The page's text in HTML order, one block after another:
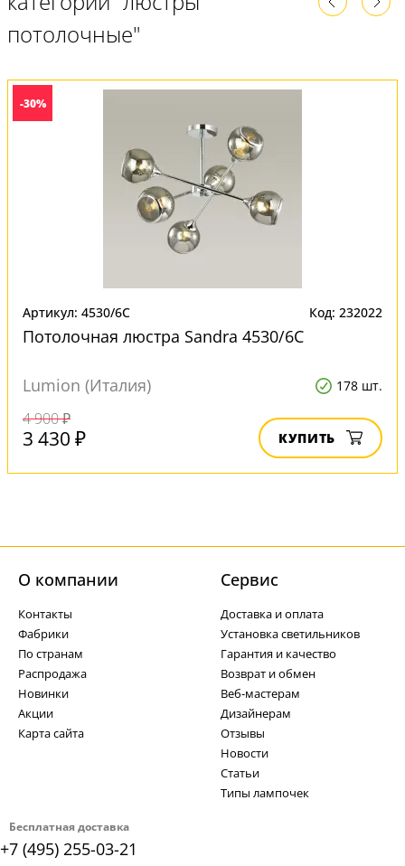
потолочные"
-30%
Артикул: 4530/6C Код: 232022
Потолочная люстра Sandra 4530/6C
Lumion (Италия) 178 шт.
4 900 ₽
3 430 ₽ КУПИТЬ
Бесплатная доставка
+7 (495) 255-03-21
О компании
Контакты
Фабрики
По странам
Распродажа
Новинки
Акции
Карта сайта
Cервис
Доставка и оплата
Установка светильников
Гарантия и качество
Возврат и обмен
Веб-мастерам
Дизайнерам
Отзывы
Новости
Статьи
Типы лампочек